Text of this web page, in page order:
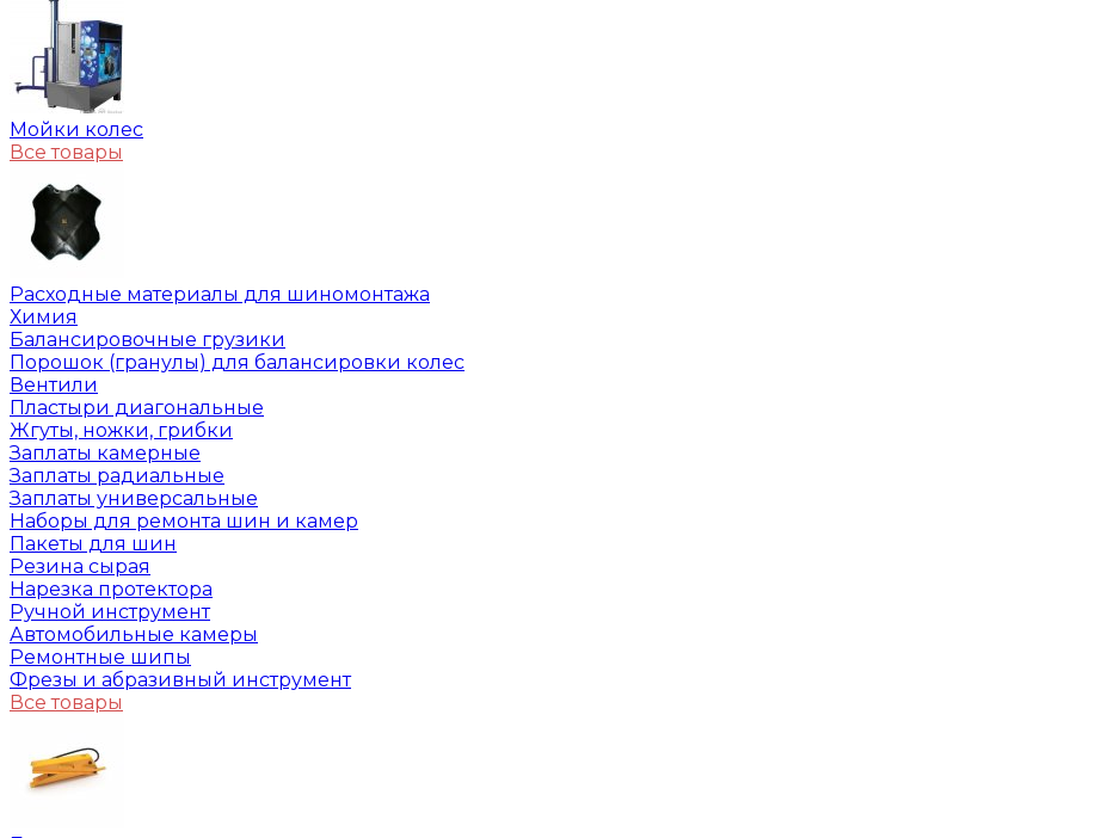
Мойки колес
Все товары
Расходные материалы для шиномонтажа
Химия
Балансировочные грузики
Порошок (гранулы) для балансировки колес
Вентили
Пластыри диагональные
Жгуты, ножки, грибки
Заплаты камерные
Заплаты радиальные
Заплаты универсальные
Наборы для ремонта шин и камер
Пакеты для шин
Резина сырая
Нарезка протектора
Ручной инструмент
Автомобильные камеры
Ремонтные шипы
Фрезы и абразивный инструмент
Все товары